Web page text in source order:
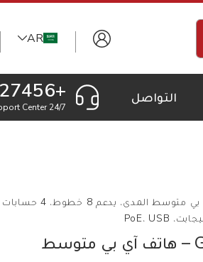
AR
التواصل +99327456
24/7 Support Center
جراند ستريم GXP1782 – هاتف آي بي متوسط المدى، يدعم 8 خطوط، 4 حسابات
جراند ستريم GXP1782 – هاتف آي بي متوسط